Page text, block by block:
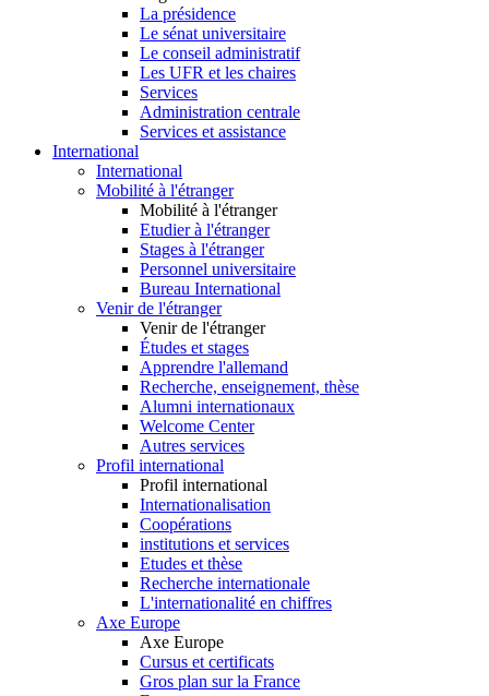
La présidence
Le sénat universitaire
Le conseil administratif
Les UFR et les chaires
Services
Administration centrale
Services et assistance
International
International
Mobilité à l'étranger
Mobilité à l'étranger
Etudier à l'étranger
Stages à l'étranger
Personnel universitaire
Bureau International
Venir de l'étranger
Venir de l'étranger
Études et stages
Apprendre l'allemand
Recherche, enseignement, thèse
Alumni internationaux
Welcome Center
Autres services
Profil international
Profil international
Internationalisation
Coopérations
institutions et services
Etudes et thèse
Recherche internationale
L'internationalité en chiffres
Axe Europe
Axe Europe
Cursus et certificats
Gros plan sur la France